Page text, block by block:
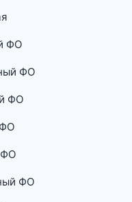
ФО
ФО
ФО
ФО
ФО